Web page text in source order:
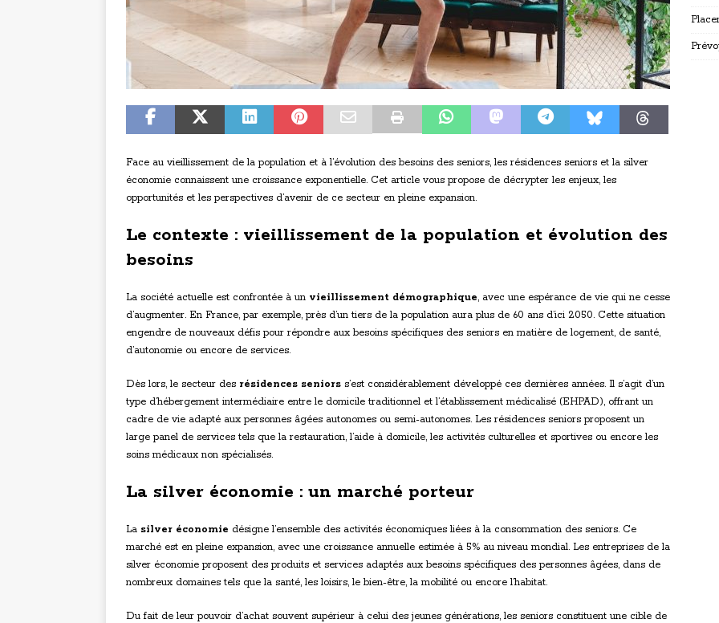
Face au vieillissement de la population et à l’évolution des besoins des seniors, les résidences seniors et la silver
économie connaissent une croissance exponentielle. Cet article vous propose de décrypter les enjeux, les
opportunités et les perspectives d’avenir de ce secteur en pleine expansion.
Le contexte : vieillissement de la population et évolution des
besoins
La société actuelle est confrontée à un vieillissement démographique, avec une espérance de vie qui ne cesse
d’augmenter. En France, par exemple, près d’un tiers de la population aura plus de 60 ans d’ici 2050. Cette situation
engendre de nouveaux défis pour répondre aux besoins spécifiques des seniors en matière de logement, de santé,
d’autonomie ou encore de services.
Dès lors, le secteur des résidences seniors s’est considérablement développé ces dernières années. Il s’agit d’un
type d’hébergement intermédiaire entre le domicile traditionnel et l’établissement médicalisé (EHPAD), offrant un
cadre de vie adapté aux personnes âgées autonomes ou semi-autonomes. Les résidences seniors proposent un
large panel de services tels que la restauration, l’aide à domicile, les activités culturelles et sportives ou encore les
soins médicaux non spécialisés.
La silver économie : un marché porteur
La silver économie désigne l’ensemble des activités économiques liées à la consommation des seniors. Ce
marché est en pleine expansion, avec une croissance annuelle estimée à 5% au niveau mondial. Les entreprises de la
silver économie proposent des produits et services adaptés aux besoins spécifiques des personnes âgées, dans de
nombreux domaines tels que la santé, les loisirs, le bien-être, la mobilité ou encore l’habitat.
Du fait de leur pouvoir d’achat souvent supérieur à celui des jeunes générations, les seniors constituent une cible de